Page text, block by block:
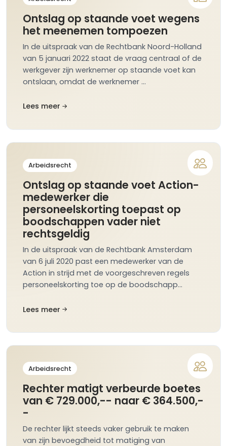
Ontslag op staande voet wegens
het meenemen tompoezen
In de uitspraak van de Rechtbank Noord-Holland
van 5 januari 2022 staat de vraag centraal of de
werkgever zijn werknemer op staande voet kan
ontslaan, omdat de werknemer …
Lees meer
Arbeidsrecht
Ontslag op staande voet Action-
medewerker die
personeelskorting toepast op
boodschappen vader niet
rechtsgeldig
In de uitspraak van de Rechtbank Amsterdam
van 6 juli 2020 past een medewerker van de
Action in strijd met de voorgeschreven regels
personeelskorting toe op de boodschapp…
Lees meer
Arbeidsrecht
Rechter matigt verbeurde boetes
van € 729.000,-- naar € 364.500,-
-
De rechter lijkt steeds vaker gebruik te maken
van zijn bevoegdheid tot matiging van